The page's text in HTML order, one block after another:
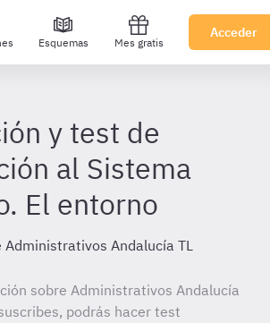
Esquemas Mes gratis
Acceder
y test de
al Sistema
El entorno
Administrativos Andalucía TL
sobre Administrativos Andalucía
podrás hacer test